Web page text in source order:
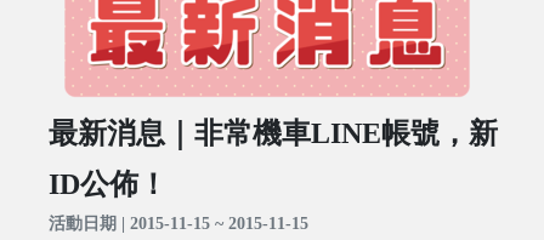
最新消息｜非常機車LINE帳號，新
ID公佈！
活動日期 | 2015-11-15 ~ 2015-11-15